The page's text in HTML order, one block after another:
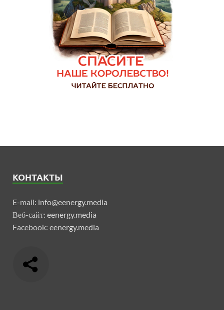
КОНТАКТЫ
E-mail: info@eenergy.media
Веб-сайт: eenergy.media
Facebook: eenergy.media